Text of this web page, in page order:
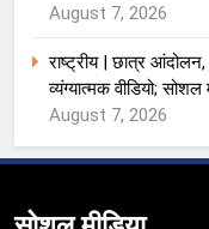
August 7, 2026
राष्ट्रीय | छात्र
व्यंग्यात्मक वीडियो;
August 7, 2026